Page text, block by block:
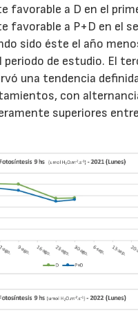
favorable a D en el
favorable a P+D en el
sido éste el año
periodo de estudio. El
una tendencia
con
superiores